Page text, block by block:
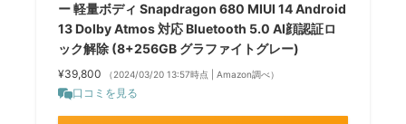
ー 軽量ボディ Snapdragon 680 MIUI 14 Android
13 Dolby Atmos 対応 Bluetooth 5.0 AI顔認証ロ
ック解除 (8+256GB グラファイトグレー)
¥39,800 （2024/03/20 13:57時点 | Amazon調べ）
口コミを見る